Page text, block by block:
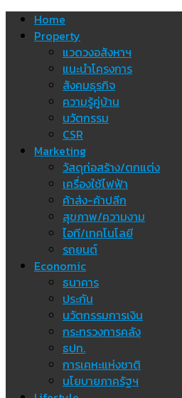
Skip Home
Property
แวดวงอสังหาฯ
แนะนำโครงการ
สังคมธุรกิจ
ความรู้คู่บ้าน
นวัตกรรม
CSR
Marketing
วัสดุก่อสร้าง/ตกแต่ง
เครื่องใช้ไฟฟ้า
ค้าส่ง-ค้าปลีก
สุขภาพ/ความงาม
ไอที/เทคโนโลยี
รถยนต์
Economic
ธนาคาร
ประกัน
นวัตกรรมการเงิน
กระทรวงการคลัง
ธปท.
การเคหะแห่งชาติ
นโยบายภาครัฐฯ